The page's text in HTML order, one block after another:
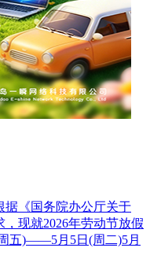
据《国务院办公厅关于
现就2026年劳动节放假
五)——5月5日(周二)5月